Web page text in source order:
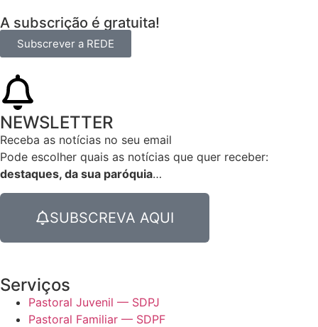
A subscrição é gratuita!
Subscrever a REDE
NEWSLETTER
Receba as notícias no seu email​
Pode escolher quais as notícias que quer receber:
destaques, da sua paróquia…
SUBSCREVA AQUI
Serviços
Pastoral Juvenil — SDPJ
Pastoral Familiar — SDPF